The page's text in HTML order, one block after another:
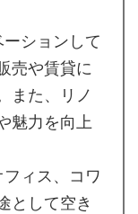
ションして
売や賃貸に
また、リノ
魅力を向上
ィス、コワ
として空き